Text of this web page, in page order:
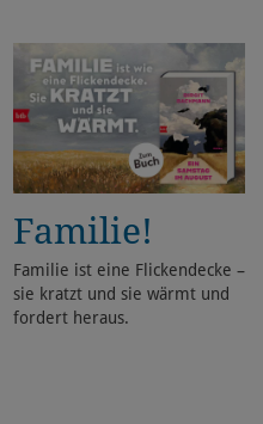
Familie!
Familie ist eine Flickendecke –
sie kratzt und sie wärmt und
fordert heraus.